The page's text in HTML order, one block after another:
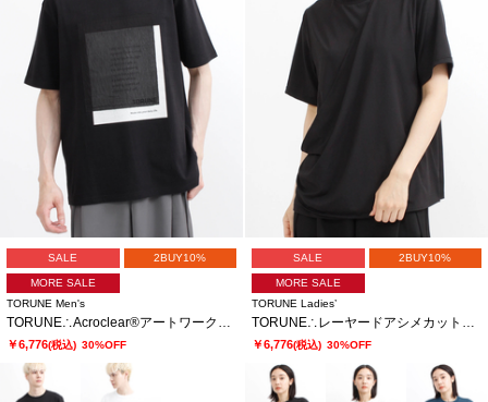
SALE 2BUY10%
MORE SALE
TORUNE Men's
TORUNE∴Acroclear®アートワークTシャツ
￥6,776(税込) 30%OFF
SALE 2BUY10%
MORE SALE
TORUNE Ladies’
TORUNE∴レーヤードアシメカットソー
￥6,776(税込) 30%OFF